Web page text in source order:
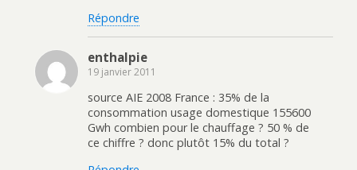
Répondre
enthalpie
19 janvier 2011
source AIE 2008 France : 35% de la
consommation usage domestique 155600
Gwh combien pour le chauffage ? 50 % de
ce chiffre ? donc plutôt 15% du total ?